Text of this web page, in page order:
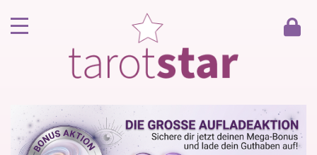
Kunde werden
Berater werden